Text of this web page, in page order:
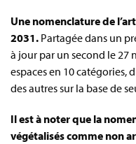
Une nomenclature de
2031. Partagée dans un
à jour par un second le 27
espaces en 10 catégories,
des autres sur la base de
Il est à noter que la
végétalisés comme non